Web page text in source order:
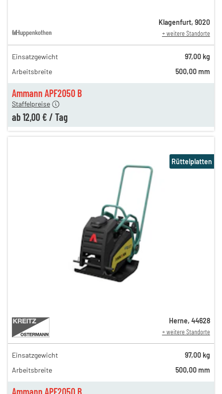
Ammann APF2050 B
40,00 €
21,00 €
Staffelpreise
ab 12,00 € / Tag
Klagenfurt, 9020
+ weitere Standorte
Einsatzgewicht
97,00 kg
Arbeitsbreite
500,00 mm
Ammann APF2050 B
35,00 €
27,00 €
Rüttelplatten
Herne, 44628
+ weitere Standorte
Einsatzgewicht
97,00 kg
Arbeitsbreite
500,00 mm